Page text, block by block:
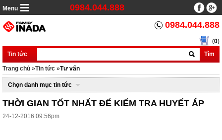
Menu
0984.044.888
0984.044.888
(0)
Tin tức
Tìm
Trang chủ »Tin tức »Tư vấn
Chọn danh mục tin tức
THỜI GIAN TỐT NHẤT ĐỂ KIỂM TRA HUYẾT ÁP
24-12-2016 09:56pm